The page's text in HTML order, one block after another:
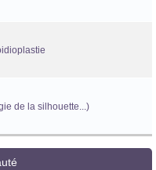
de la silhouette...)